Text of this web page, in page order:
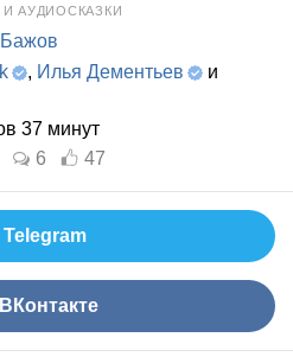
АУДИОСКАЗКИ
, Илья Дементьев
и
37 минут
6 47
Telegram
ВКонтакте